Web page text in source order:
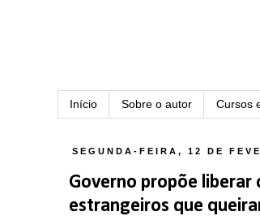
Início Sobre o autor Cursos
SEGUNDA-FEIRA, 12 DE
Governo propõe liberar
estrangeiros que